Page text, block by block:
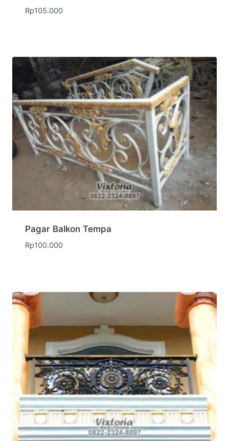
Rp105.000
Pagar Balkon Tempa
Rp100.000